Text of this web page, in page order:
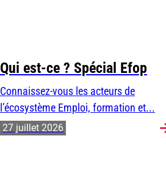
Qui est-ce ? Spécial Efop
Connaissez-vous les acteurs de
l’écosystème Emploi, formation et...
27 juillet 2026